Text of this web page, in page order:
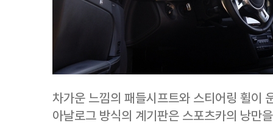
차가운 느낌의 패들시프트와 스티어링 휠이
아날로그 방식의 계기판은 스포츠카의 낭만